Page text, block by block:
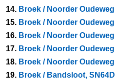
14. Broek / Noorder
15. Broek / Noorder
16. Broek / Noorder
17. Broek / Noorder
18. Broek / Noorder
19. Broek / Bandsloot,